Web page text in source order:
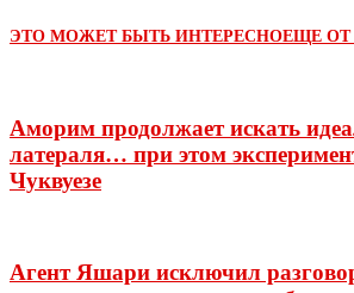
ЭТО МОЖЕТ БЫТЬ ИНТЕРЕСНОЕЩЕ ОТ
Аморим продолжает искать
латераля… при этом
Чуквуезе
Агент Яшари исключил